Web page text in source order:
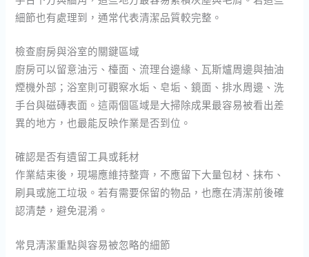
細節也有處理到，通常代表清潔品質較完整。
檢查廚房與浴室的關鍵區域
廚房可以留意油污、檯面、流理台邊緣、瓦斯爐周邊與抽油
煙機外部；浴室則可觀察水垢、皂垢、鏡面、排水周邊、洗
手台與磁磚表面。這兩個區域是大掃除成果最容易被看出差
異的地方，也最能反映作業是否到位。
確認是否有遺留工具或耗材
作業結束後，現場應維持整齊，不應留下大量包材、抹布、
刷具或施工垃圾。若有需要保留的物品，也應在清潔前後確
認清楚，避免混淆。
常見清潔重點與容易被忽略的細節